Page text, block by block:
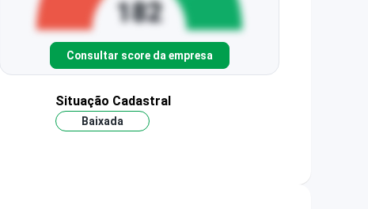
Consultar score da empresa
Situação Cadastral
Baixada